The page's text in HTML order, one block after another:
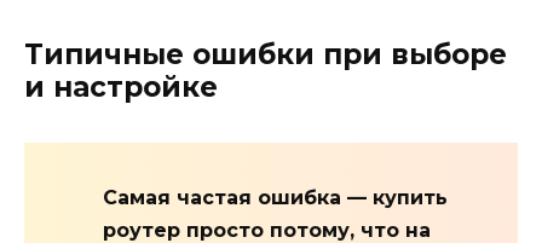
Типичные ошибки при выборе
и настройке
Самая частая ошибка — купить
роутер просто потому, что на